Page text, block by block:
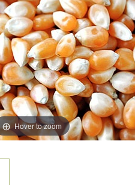
Hover to zoom